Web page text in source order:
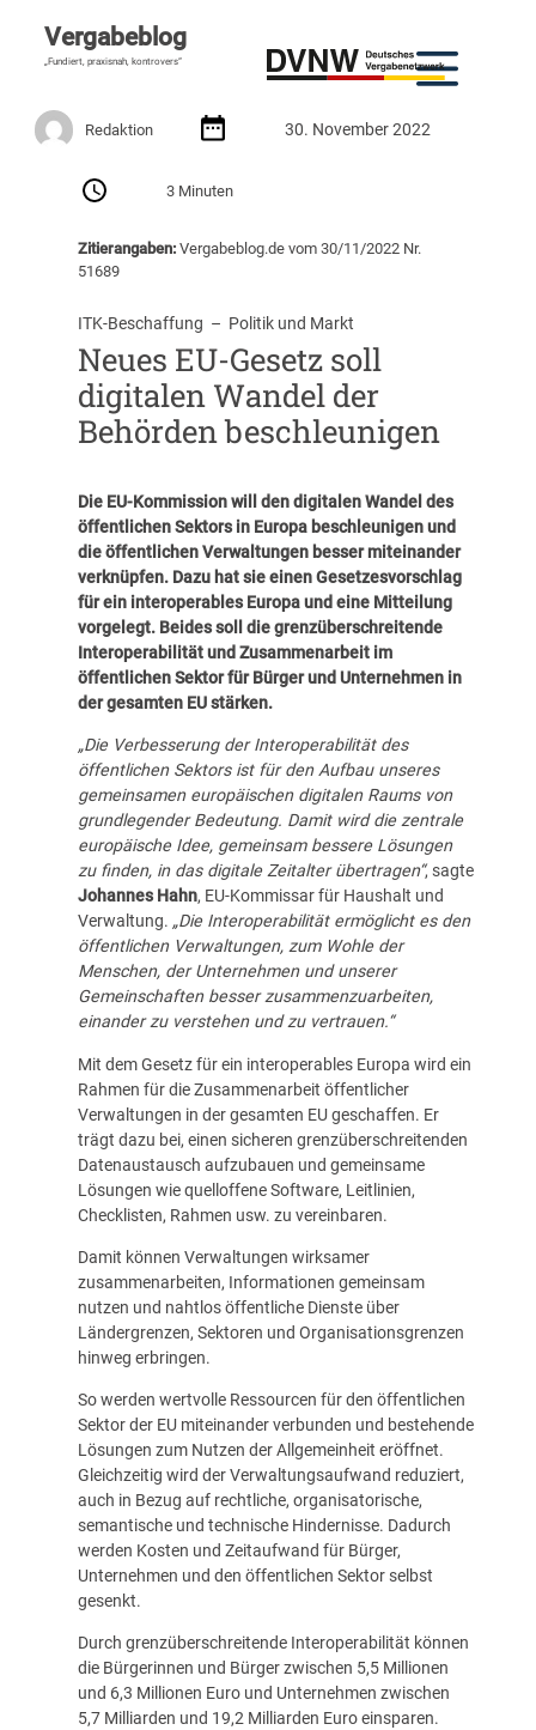
Vergabeblog
„Fundiert, praxisnah, kontrovers“
Redaktion 30. November 2022
3 Minuten
Zitierangaben:Vergabeblog.de vom 30/11/2022 Nr.
51689
ITK-Beschaffung
  –
Politik und Markt
Neues EU-Gesetz soll
digitalen Wandel der
Behörden beschleunigen
Die EU-Kommission will den digitalen Wandel des
öffentlichen Sektors in Europa beschleunigen und
die öffentlichen Verwaltungen besser miteinander
verknüpfen. Dazu hat sie einenGesetzesvorschlag
für ein interoperables Europa und eine Mitteilung
vorgelegt. Beides soll die grenzüberschreitende
Interoperabilität und Zusammenarbeit im
öffentlichen Sektor für Bürger und Unternehmen in
der gesamten EU stärken.
„Die Verbesserung der Interoperabilität des
öffentlichen Sektors ist für den Aufbau unseres
gemeinsamen europäischen digitalen Raums von
grundlegender Bedeutung. Damit wird die zentrale
europäische Idee, gemeinsam bessere Lösungen
zu finden, in das digitale Zeitalter übertragen“, sagte
Johannes Hahn, EU-Kommissar für Haushalt und
Verwaltung. „Die Interoperabilität ermöglicht es den
öffentlichen Verwaltungen, zum Wohle der
Menschen, der Unternehmen und unserer
Gemeinschaften besser zusammenzuarbeiten,
einander zu verstehen und zu vertrauen.“
Mit dem Gesetz für ein interoperables Europa wird ein
Rahmen für die Zusammenarbeit öffentlicher
Verwaltungen in der gesamten EU geschaffen. Er
trägt dazu bei, einen sicheren grenzüberschreitenden
Datenaustausch aufzubauen und gemeinsame
Lösungen wie quelloffene Software, Leitlinien,
Checklisten, Rahmen usw. zu vereinbaren.
Damit können Verwaltungen wirksamer
zusammenarbeiten, Informationen gemeinsam
nutzen und nahtlos öffentliche Dienste über
Ländergrenzen, Sektoren und Organisationsgrenzen
hinweg erbringen.
So werden wertvolle Ressourcen für den öffentlichen
Sektor der EU miteinander verbunden und bestehende
Lösungen zum Nutzen der Allgemeinheit eröffnet.
Gleichzeitig wird der Verwaltungsaufwand reduziert,
auch in Bezug auf rechtliche, organisatorische,
semantische und technische Hindernisse. Dadurch
werden Kosten und Zeitaufwand für Bürger,
Unternehmen und den öffentlichen Sektor selbst
gesenkt.
Durch grenzüberschreitende Interoperabilität können
die Bürgerinnen und Bürger zwischen 5,5 Millionen
und 6,3 Millionen Euro und Unternehmen zwischen
5,7 Milliarden und 19,2 Milliarden Euro einsparen.